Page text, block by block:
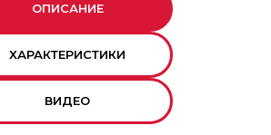
ОПИСАНИЕ
ХАРАКТЕРИСТИКИ
ВИДЕО